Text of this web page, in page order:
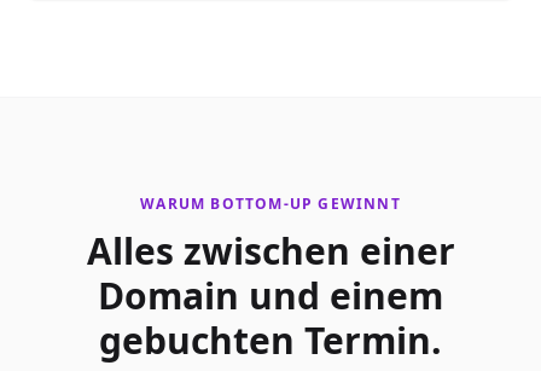
WARUM BOTTOM-UP GEWINNT
Alles zwischen einer
Domain und einem
gebuchten Termin.